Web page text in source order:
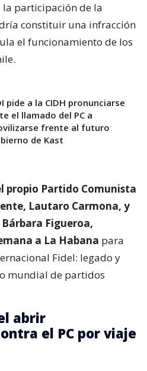
participación de la
constituir una infracción
el funcionamiento de los
pide a la CIDH pronunciarse
el llamado del PC a
frente al futuro
de Kast
propio Partido Comunista
Lautaro Carmona, y
Figueroa,
a La Habana para
Fidel: legado y
mundial de partidos
abrir
el PC por viaje